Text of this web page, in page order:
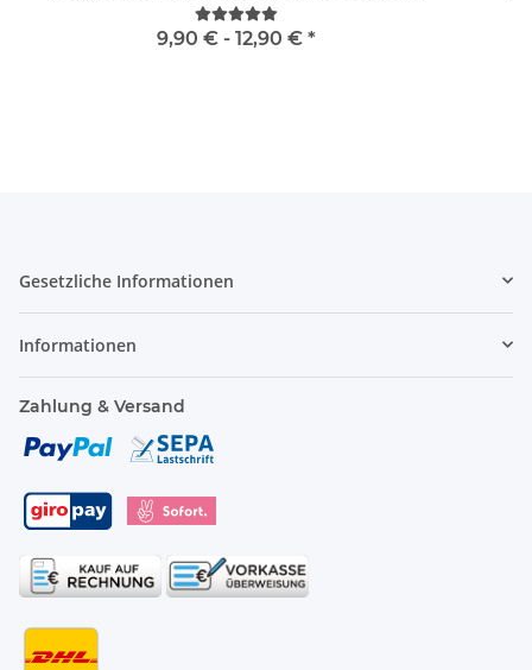
9,90 € - 12,90 € *
Gesetzliche Informationen
Informationen
Zahlung & Versand